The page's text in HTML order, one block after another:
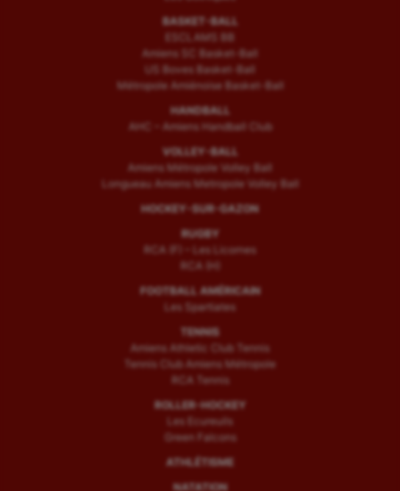
BASKET-BALL
ESCLAMS BB
Amiens SC Basket-Ball
US Boves Basket-Ball
Métropole Amiénoise Basket-Ball
HANDBALL
AHC – Amiens Handball Club
VOLLEY-BALL
Amiens Métropole Volley Ball
Longueau Amiens Metropole Volley Ball
HOCKEY-SUR-GAZON
RUGBY
RCA (F) – Les Licornes
RCA (H)
FOOTBALL AMÉRICAIN
Les Spartiates
TENNIS
Amiens Athletic Club Tennis
Tennis Club Amiens Métropole
RCA Tennis
ROLLER-HOCKEY
Les Ecureuils
Green Falcons
ATHLÉTISME
NATATION